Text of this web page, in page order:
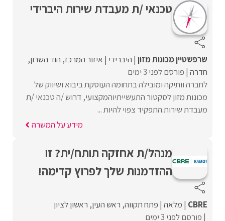
טכנאי /ת מעבדת שירות היברידי
שרפשטיין מכונות מזון היברידי איזור המרכז הוד השרון
חדרה פורסם לפני 3 ימים
לחברה וותיקה ומובילה בתחומה העוסקת ביבוא ושיווק של
מכונות מזון לסקטור התעשייתיוהמקצועי, דרוש /ה טכנאי /ת
מעבדת שירות.התפקיד צפוי להיות ...
מידע על המשרה
מנהל/ת אחזקה תותח/ית? זו
ההזדמנות שלך לפרוץ קדימה!
CBRE מלאה פתח תקווה ראש העין ראשון לציון
פורסם לפני 3 ימים